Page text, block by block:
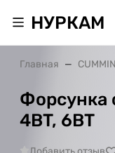
НУРКАМ
Главная
Форсунка
4BT, 6BT